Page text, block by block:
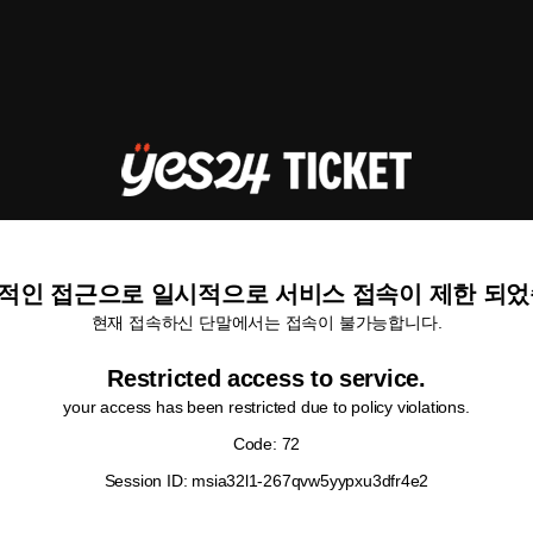
인 접근으로 일시적으로 서비스 접속이 제한 되
현재 접속하신 단말에서는 접속이 불가능합니다.
Restricted access to service.
your access has been restricted due to policy violations.
Code: 72
Session ID: msia32l1-267qvw5yypxu3dfr4e2